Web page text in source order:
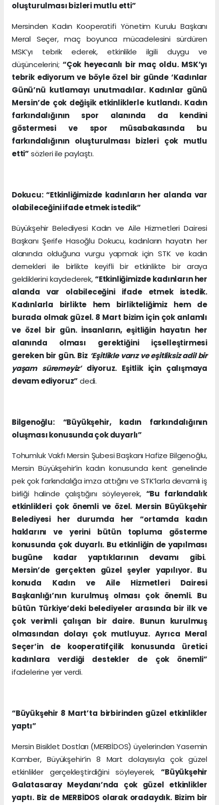
oluşturulması bizleri mutlu etti”
Mersinden Kadın Kooperatifi Yönetim Kurulu Başkanı
Meral Seçer, maç boyunca mücadelesini sürdüren
MSK’yı tebrik ederek, etkinlikle ilgili duygu ve
düşüncelerini;“Çok heyecanlı bir maç oldu. MSK’yı
tebrik ediyorum ve böyle özel bir günde ‘Kadınlar
Günü’nü kutlamayı unutmadılar. Kadınlar günü
Mersin’de çok değişik etkinliklerle kutlandı. Kadın
farkındalığının spor alanında da kendini
göstermesi ve spor müsabakasında bu
farkındalığının oluşturulması bizleri çok mutlu
etti”sözleri ile paylaştı.
Dokucu: “Etkinliğimizde kadınların her alanda var
olabileceğini ifade etmek istedik”
Büyükşehir Belediyesi Kadın ve Aile Hizmetleri Dairesi
Başkanı Şerife Hasoğlu Dokucu, kadınların hayatın her
alanında olduğuna vurgu yapmak için STK ve kadın
dernekleri ile birlikte keyifli bir etkinlikte bir araya
geldiklerini kaydederek,“Etkinliğimizde kadınların her
alanda var olabileceğini ifade etmek istedik.
Kadınlarla birlikte hem birlikteliğimiz hem de
burada olmak güzel. 8 Mart bizim için çok anlamlı
ve özel bir gün. İnsanların, eşitliğin hayatın her
alanında olması gerektiğini içselleştirmesi
gereken bir gün. Biz ‘Eşitlikle varız ve eşitliksiz adil bir
yaşam süremeyiz’diyoruz. Eşitlik için çalışmaya
devam ediyoruz”dedi.
Bilgenoğlu: “Büyükşehir, kadın farkındalığının
oluşması konusunda çok duyarlı”
Tohumluk Vakfı Mersin Şubesi Başkanı Hafize Bilgenoğlu,
Mersin Büyükşehir’in kadın konusunda kent genelinde
pek çok farkındalığa imza attığını ve STK’larla devamlı iş
birliği halinde çalıştığını söyleyerek, “Bu farkındalık
etkinlikleri çok önemli ve özel. Mersin Büyükşehir
Belediyesi her durumda her “ortamda kadın
haklarını ve yerini bütün topluma gösterme
konusunda çok duyarlı. Bu etkinliğin de yapılması
bugüne kadar yaptıklarının devamı gibi.
Mersin’de gerçekten güzel şeyler yapılıyor. Bu
konuda Kadın ve Aile Hizmetleri Dairesi
Başkanlığı’nın kurulmuş olması çok önemli. Bu
bütün Türkiye’deki belediyeler arasında bir ilk ve
çok verimli çalışan bir daire. Bunun kurulmuş
olmasından dolayı çok mutluyuz. Ayrıca Meral
Seçer’in de kooperatifçilik konusunda üretici
kadınlara verdiği destekler de çok önemli”
ifadelerine yer verdi.
“Büyükşehir 8 Mart’ta birbirinden güzel etkinlikler
yaptı”
Mersin Bisiklet Dostları (MERBİDOS) üyelerinden Yasemin
Kamber, Büyükşehir’in 8 Mart dolayısıyla çok güzel
etkinlikler gerçekleştirdiğini söyleyerek,“Büyükşehir
Galatasaray Meydanı’nda çok güzel etkinlikler
yaptı. Biz de MERBİDOS olarak oradaydık. Bizim bir